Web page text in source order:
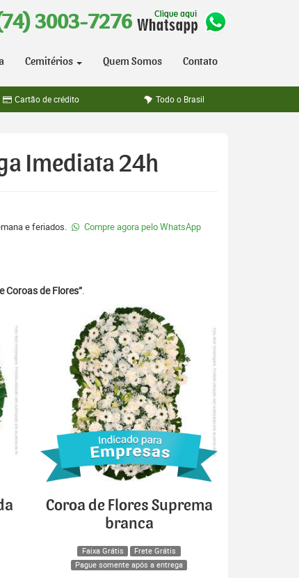
3003-7276
Cemitérios Quem Somos Contato
Cartão de crédito Todo o Brasil
Imediata 24h
e feriados. Compre agora pelo WhatsApp
Coroas de Flores”.
Coroa de Flores Suprema
branca
Faixa Grátis
Frete Grátis
Pague somente após a entrega